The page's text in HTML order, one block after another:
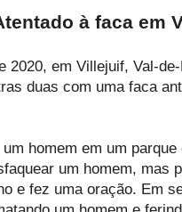
à faca em
2020, em Villejuif, Val-
duas com uma faca
homem em um
um homem, mas
e fez uma oração. Em